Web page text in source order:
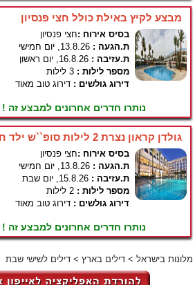
מבצע לקיץ באילת כולל חצי פנסיון
בסיס אירוח :חצי פנסיון
ת.הגעה :
ת.עזיבה :
מספר לילות :
דירוג גולשים : דירוג טוב מאוד
נותרו חדרים אחרונים למבצע זה !
גולדן קראון נצרת 2 לילות סופ``ש ילד חינם
בסיס אירוח :חצי פנסיון
ת.הגעה :
ת.עזיבה :
מספר לילות :
דירוג גולשים : דירוג טוב מאוד
נותרו חדרים אחרונים למבצע זה !
מלונות בישראל > דילים בארץ > דילים לשישי שבת